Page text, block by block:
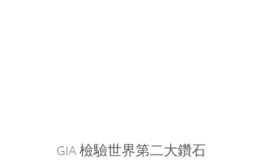
GIA 檢驗世界第二大鑽石